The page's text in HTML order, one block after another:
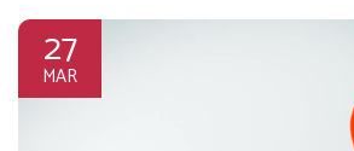
clients sans dépendre uniquement...
27
MAR